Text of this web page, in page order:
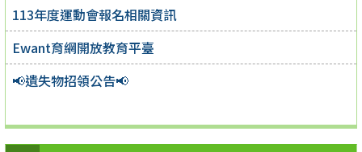
113年度運動會報名相關資訊
Ewant育網開放教育平臺
📢遺失物招領公告📢